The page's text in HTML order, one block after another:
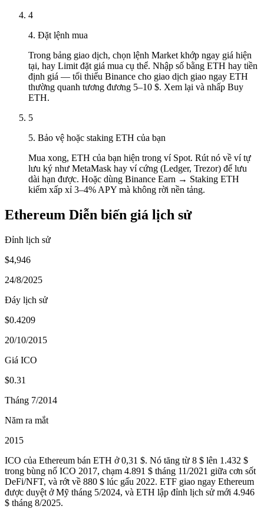
4
4. Đặt lệnh mua
Trong bảng giao dịch, chọn lệnh Market khớp ngay giá hiện
tại, hay Limit đặt giá mua cụ thể. Nhập số bằng ETH hay tiền
định giá — tối thiểu Binance cho giao dịch giao ngay ETH
thường quanh tương đương 5–10 $. Xem lại và nhấp Buy
ETH.
5
5. Bảo vệ hoặc staking ETH của bạn
Mua xong, ETH của bạn hiện trong ví Spot. Rút nó về ví tự
lưu ký như MetaMask hay ví cứng (Ledger, Trezor) để lưu
dài hạn được. Hoặc dùng Binance Earn → Staking ETH
kiếm xấp xỉ 3–4% APY mà không rời nền tảng.
Ethereum Diễn biến giá lịch sử
Đỉnh lịch sử
$4,946
24/8/2025
Đáy lịch sử
$0.4209
20/10/2015
Giá ICO
$0.31
Tháng 7/2014
Năm ra mắt
2015
ICO của Ethereum bán ETH ở 0,31 $. Nó tăng từ 8 $ lên 1.432 $
trong bùng nổ ICO 2017, chạm 4.891 $ tháng 11/2021 giữa cơn sốt
DeFi/NFT, và rớt về 880 $ lúc gấu 2022. ETF giao ngay Ethereum
được duyệt ở Mỹ tháng 5/2024, và ETH lập đỉnh lịch sử mới 4.946
$ tháng 8/2025.